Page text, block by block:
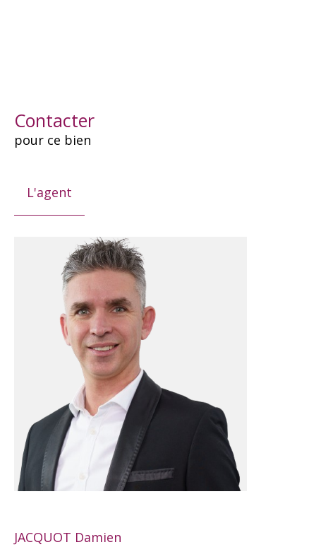
Contacter
pour ce bien
L'agent
JACQUOT Damien